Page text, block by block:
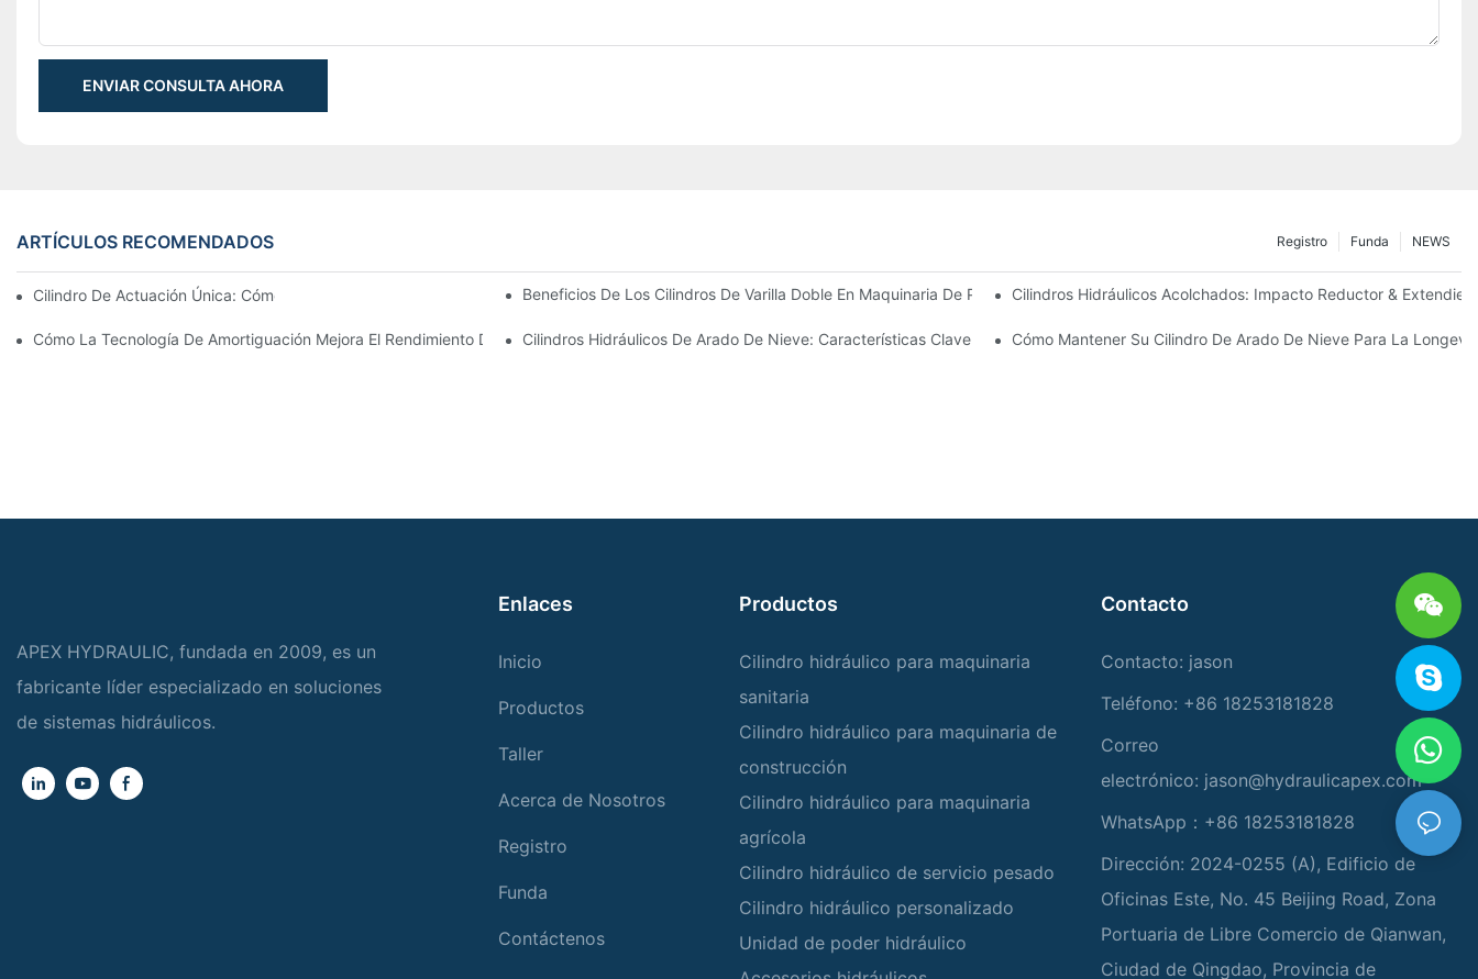
ENVIAR CONSULTA AHORA
ARTÍCULOS RECOMENDADOS NEWS
Funda
Registro
Cilindro De Actuación Única: Cómo Funciona & Aplicaciones ComunesBeneficios De Los Cilindros De Varilla Doble En Maquinaria De PrecisiónCilindros Hidráulicos Acolchados: Impacto Reductor &
Cómo La Tecnología De Amortiguación Mejora El Rendimiento Del Cilindro HidráulicoCilindros Hidráulicos De Arado De Nieve: Características Clave Para Condiciones De Invierno Duras
Cómo Mantener Su Cilindro De Arado De Nieve Para La
APEX HYDRAULIC, fundada en 2009, es un
fabricante líder especializado en soluciones
de sistemas hidráulicos.
Enlaces
Inicio
Productos
Taller
Acerca de Nosotros
Registro
Funda
Contáctenos
Productos
Cilindro hidráulico para maquinaria
sanitaria
Cilindro hidráulico para maquinaria de
construcción
Cilindro hidráulico para maquinaria
agrícola
Cilindro hidráulico de servicio pesado
Cilindro hidráulico personalizado
Unidad de poder hidráulico
Contacto
Contacto: jason
Teléfono: +86 18253181828
Correo
electrónico: jason@hydraulicapex.com
WhatsApp：+86 18253181828
Dirección: 2024-0255 (A), Edificio de
Oficinas Este, No. 45 Beijing Road, Zona
Portuaria de Libre Comercio de Qianwan,
Ciudad de Qingdao, Provincia de